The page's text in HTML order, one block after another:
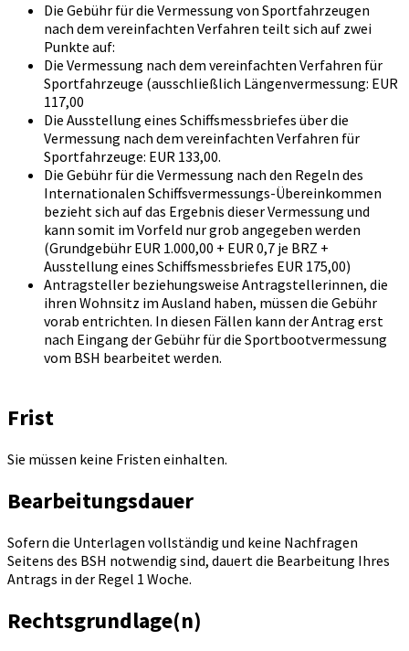
Die Gebühr für die Vermessung von Sportfahrzeugen
nach dem vereinfachten Verfahren teilt sich auf zwei
Punkte auf:
Die Vermessung nach dem vereinfachten Verfahren für
Sportfahrzeuge (ausschließlich Längenvermessung: EUR
117,00
Die Ausstellung eines Schiffsmessbriefes über die
Vermessung nach dem vereinfachten Verfahren für
Sportfahrzeuge: EUR 133,00.
Die Gebühr für die Vermessung nach den Regeln des
Internationalen Schiffsvermessungs-Übereinkommen
bezieht sich auf das Ergebnis dieser Vermessung und
kann somit im Vorfeld nur grob angegeben werden
(Grundgebühr EUR 1.000,00 + EUR 0,7 je BRZ +
Ausstellung eines Schiffsmessbriefes EUR 175,00)
Antragsteller beziehungsweise Antragstellerinnen, die
ihren Wohnsitz im Ausland haben, müssen die Gebühr
vorab entrichten. In diesen Fällen kann der Antrag erst
nach Eingang der Gebühr für die Sportbootvermessung
vom BSH bearbeitet werden.
Frist
Sie müssen keine Fristen einhalten.
Bearbeitungsdauer
Sofern die Unterlagen vollständig und keine Nachfragen
Seitens des BSH notwendig sind, dauert die Bearbeitung Ihres
Antrags in der Regel 1 Woche.
Rechtsgrundlage(n)